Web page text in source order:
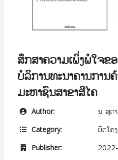
ສຶກສາຄວາມເພິ່ງພໍໃຈຂ
ບໍລິການທະນາຄານການຄ້
ມະຫາຊົນສາຂາສີໄຄ
Author: ນ. ສຸດ
Category: ບົດໂຄ
Publisher: